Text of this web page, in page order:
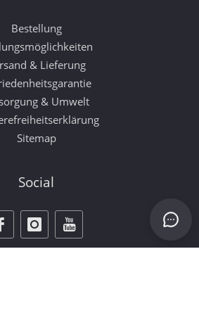
Bestellung
& Lieferung
& Umwelt
Sitemap
Social